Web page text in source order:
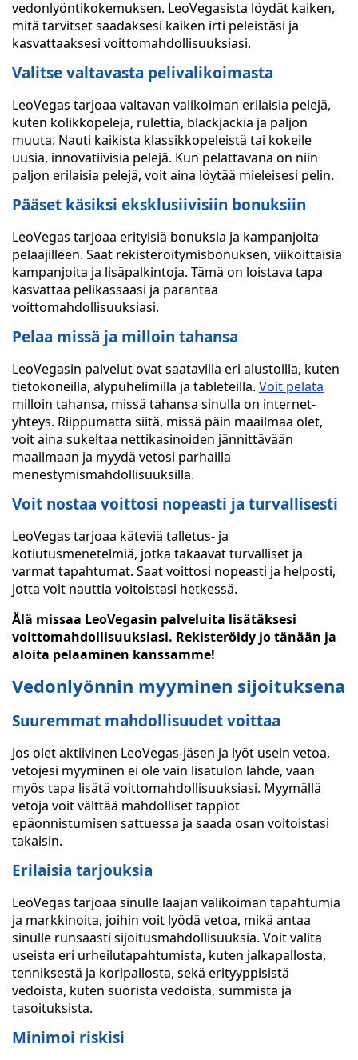
vedonlyöntikokemuksen. LeoVegasista löydät kaiken,
mitä tarvitset saadaksesi kaiken irti peleistäsi ja
kasvattaaksesi voittomahdollisuuksiasi.
Valitse valtavasta pelivalikoimasta
LeoVegas tarjoaa valtavan valikoiman erilaisia pelejä,
kuten kolikkopelejä, rulettia, blackjackia ja paljon
muuta. Nauti kaikista klassikkopeleistä tai kokeile
uusia, innovatiivisia pelejä. Kun pelattavana on niin
paljon erilaisia pelejä, voit aina löytää mieleisesi pelin.
Pääset käsiksi eksklusiivisiin bonuksiin
LeoVegas tarjoaa erityisiä bonuksia ja kampanjoita
pelaajilleen. Saat rekisteröitymisbonuksen, viikoittaisia
kampanjoita ja lisäpalkintoja. Tämä on loistava tapa
kasvattaa pelikassaasi ja parantaa
voittomahdollisuuksiasi.
Pelaa missä ja milloin tahansa
LeoVegasin palvelut ovat saatavilla eri alustoilla, kuten
tietokoneilla, älypuhelimilla ja tableteilla. Voit pelata
milloin tahansa, missä tahansa sinulla on internet-
yhteys. Riippumatta siitä, missä päin maailmaa olet,
voit aina sukeltaa nettikasinoiden jännittävään
maailmaan ja myydä vetosi parhailla
menestymismahdollisuuksilla.
Voit nostaa voittosi nopeasti ja turvallisesti
LeoVegas tarjoaa käteviä talletus- ja
kotiutusmenetelmiä, jotka takaavat turvalliset ja
varmat tapahtumat. Saat voittosi nopeasti ja helposti,
jotta voit nauttia voitoistasi hetkessä.
Älä missaa LeoVegasin palveluita lisätäksesi
voittomahdollisuuksiasi. Rekisteröidy jo tänään ja
aloita pelaaminen kanssamme!
Vedonlyönnin myyminen sijoituksena
Suuremmat mahdollisuudet voittaa
Jos olet aktiivinen LeoVegas-jäsen ja lyöt usein vetoa,
vetojesi myyminen ei ole vain lisätulon lähde, vaan
myös tapa lisätä voittomahdollisuuksiasi. Myymällä
vetoja voit välttää mahdolliset tappiot
epäonnistumisen sattuessa ja saada osan voitoistasi
takaisin.
Erilaisia tarjouksia
LeoVegas tarjoaa sinulle laajan valikoiman tapahtumia
ja markkinoita, joihin voit lyödä vetoa, mikä antaa
sinulle runsaasti sijoitusmahdollisuuksia. Voit valita
useista eri urheilutapahtumista, kuten jalkapallosta,
tenniksestä ja koripallosta, sekä erityyppisistä
vedoista, kuten suorista vedoista, summista ja
tasoituksista.
Minimoi riskisi